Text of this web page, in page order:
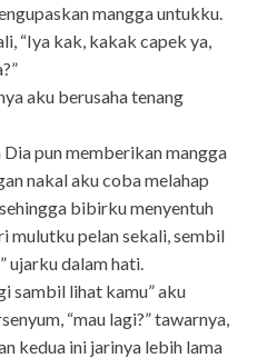
mangga untukku.
“Iya kak, kakak capek ya,
aku berusaha tenang
pun memberikan mangga
nakal aku coba melahap
bibirku menyentuh
mulutku pelan sekali, sembil
ujarku dalam hati.
sambil lihat kamu” aku
“mau lagi?” tawarnya,
kedua ini jarinya lebih lama